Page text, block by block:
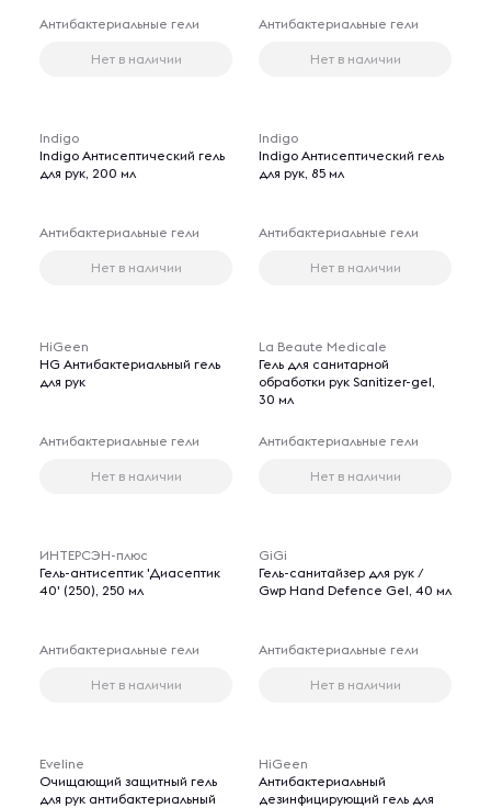
Антибактериальные гели
Нет в наличии
Антибактериальные гели
Нет в наличии
Indigo
Indigo Антисептический гель
для рук, 200 мл
Антибактериальные гели
Нет в наличии
Indigo
Indigo Антисептический гель
для рук, 85 мл
Антибактериальные гели
Нет в наличии
HiGeen
HG Aнтибактериальный гель
для рук
Антибактериальные гели
Нет в наличии
La Beaute Medicale
Гель для санитарной
обработки рук Sanitizer-gel,
30 мл
Антибактериальные гели
Нет в наличии
ИНТЕРСЭН-плюс
Гель-антисептик 'Диасептик
40' (250), 250 мл
Антибактериальные гели
Нет в наличии
GiGi
Гель-санитайзер для рук /
Gwp Hand Defence Gel, 40 мл
Антибактериальные гели
Нет в наличии
Eveline
Очищающий защитный гель
для рук антибактериальный
HiGeen
Антибактериальный
дезинфицирующий гель для